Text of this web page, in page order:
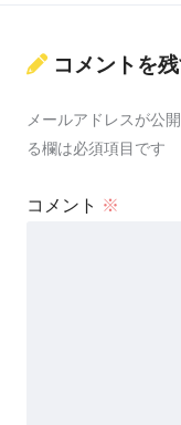
コメントを
メールアドレスが公
る欄は必須項目です
コメント ※